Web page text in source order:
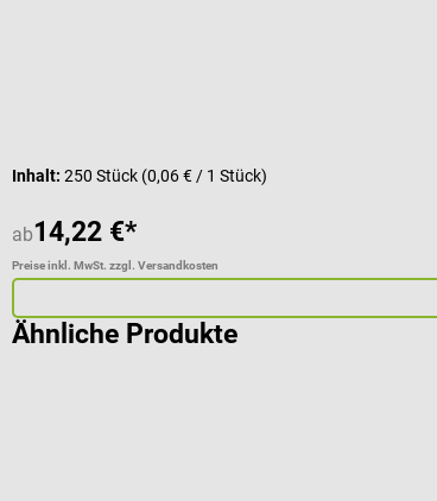
Inhalt: 250 Stück (0,06 € / 1 Stück)
ab14,22 €*
Preise inkl. MwSt. zzgl. Versandkosten
Ähnliche Produkte